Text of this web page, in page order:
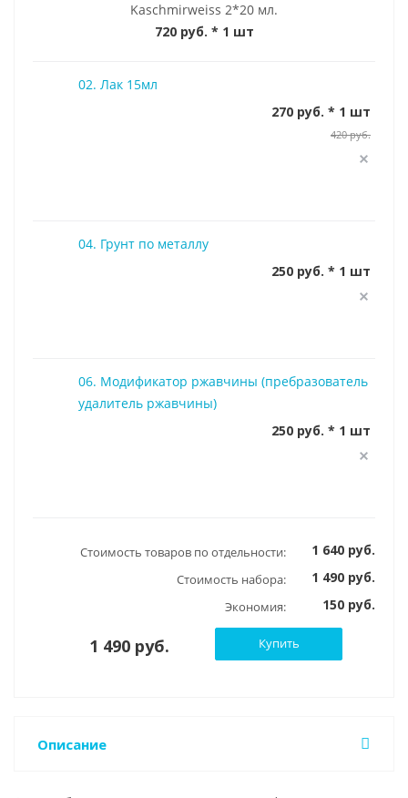
Kaschmirweiss 2*20 мл.
720 руб. * 1 шт
02. Лак 15мл
270 руб. * 1 шт
420 руб.
04. Грунт по металлу
250 руб. * 1 шт
06. Модификатор ржавчины (пребразователь
удалитель ржавчины)
250 руб. * 1 шт
Стоимость товаров по отдельности: 1 640 руб.
Стоимость набора: 1 490 руб.
Экономия: 150 руб.
1 490 руб. Купить
Описание